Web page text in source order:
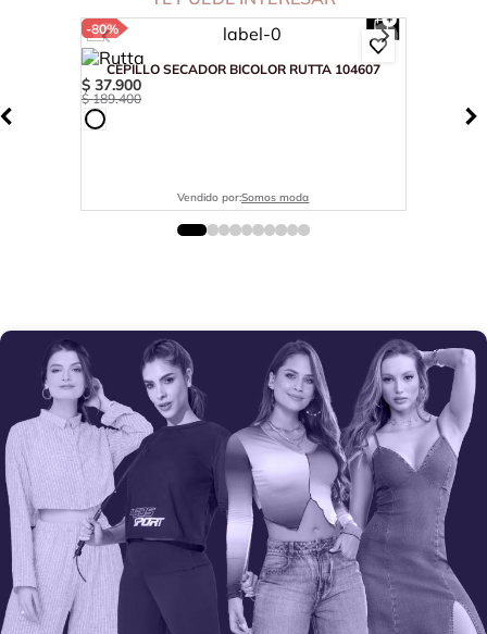
-80%
CEPILLO SECADOR BICOLOR RUTTA 104607
$ 37.900
$ 189.400
Vendido por:Somos moda